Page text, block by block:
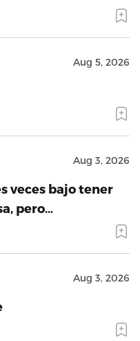
Aug 5, 2026
Aug 3, 2026
veces bajo tener
pero…
Aug 3, 2026